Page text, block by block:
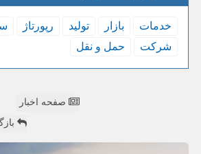
خدمات بازار تولید رپورتاژ
شركت
حمل و نقل
صفحه اخبار